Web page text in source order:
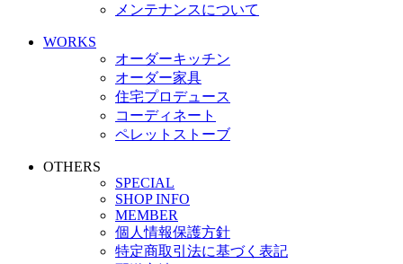
メンテナンスについて
WORKS
オーダーキッチン
オーダー家具
住宅プロデュース
コーディネート
ペレットストーブ
OTHERS
SPECIAL
SHOP INFO
MEMBER
個人情報保護方針
特定商取引法に基づく表記